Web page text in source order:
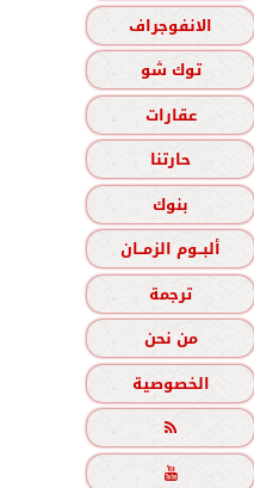
الانفوجراف
توك شو
عقارات
حارتنا
بنوك
ألبــوم الزمــان
ترجمة
من نحن
الخصوصية

